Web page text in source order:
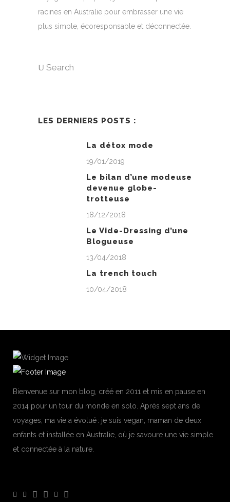
racines en Australie pour embrasser une vie
plus simple, écoresponsable et déconnectée.
Search
LES DERNIERS POSTS :
La détox mode
19/01/2019
Le bilan d’une modeuse
devenue globe-
trotteuse
18/12/2018
Le Vide-Dressing d’une
Blogueuse
13/04/2018
La trench touch
10/04/2018
Bienvenue sur mon blog, créé en 2011 et mis en pause en
2014 pour un tour du monde en solo. Après sept ans de
voyages, ma vie a évolué : je suis vegan, maman de deux
enfants et installée en Australie, où je savoure une vie simple
et connectée à la nature.